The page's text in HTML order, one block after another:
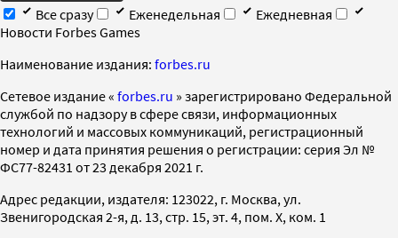
Все сразу
Еженедельная
Ежедневная
Новости Forbes Games
Наименование издания: forbes.ru
Cетевое издание « forbes.ru » зарегистрировано Федеральной
службой по надзору в сфере связи, информационных
технологий и массовых коммуникаций, регистрационный
номер и дата принятия решения о регистрации: серия Эл №
ФС77-82431 от 23 декабря 2021 г.
Адрес редакции, издателя: 123022, г. Москва, ул.
Звенигородская 2-я, д. 13, стр. 15, эт. 4, пом. X, ком. 1